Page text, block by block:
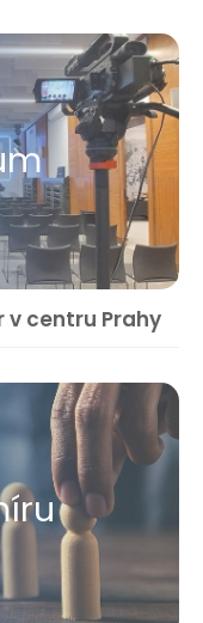
centru Prahy